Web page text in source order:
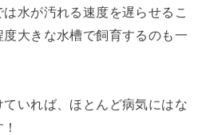
水が汚れる速度を遅らせるこ
大きな水槽で飼育するのも一
いれば、ほとんど病気にはな